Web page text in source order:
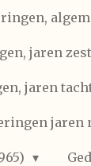
jaren
jaren
jaren